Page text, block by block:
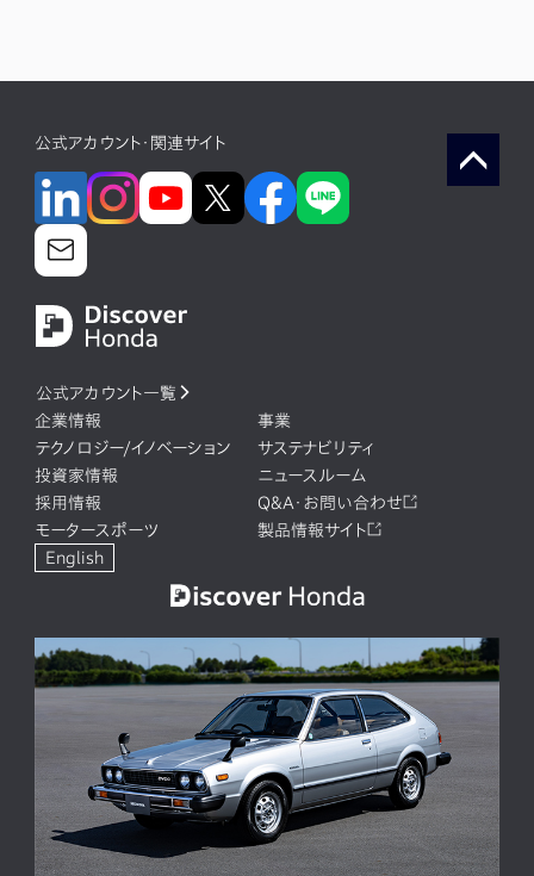
公式アカウント・関連サイト
公式アカウント一覧
企業情報
事業
テクノロジー/イノベーション
サステナビリティ
投資家情報
ニュースルーム
採用情報
Q&A・お問い合わせ
モータースポーツ
製品情報サイト
English